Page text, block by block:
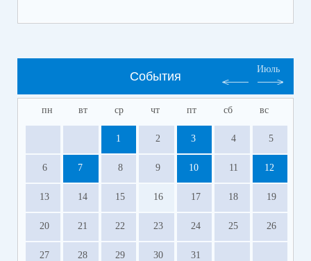
События
Июль
пн вт ср чт пт сб вс
1 2 3 4 5
6 7 8 9 10 11 12
13 14 15 16 17 18 19
20 21 22 23 24 25 26
27 28 29 30 31